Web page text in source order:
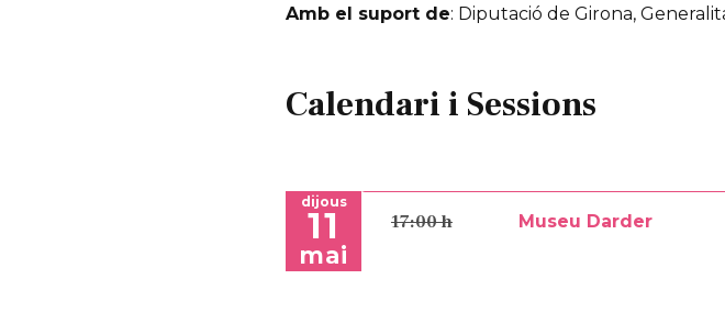
Amb el suport de: Diputació de Girona,
Calendari i Sessions
dijous
11
mai
17:00 h Museu Darder